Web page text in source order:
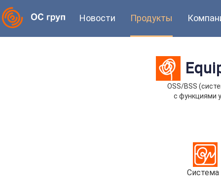
Новости Продукты
OSS/BSS
с функциями
Система